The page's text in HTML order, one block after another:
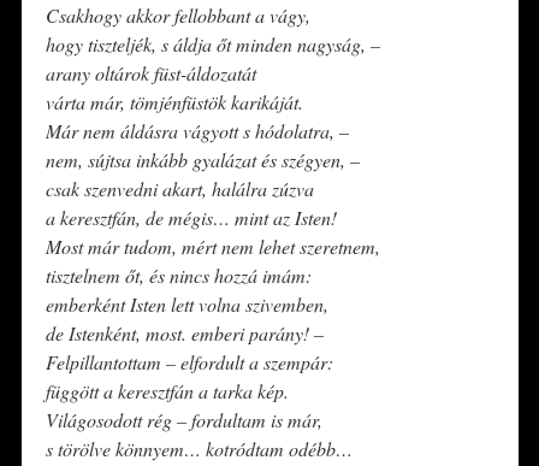
Csakhogy akkor fellobbant a vágy,
hogy tiszteljék, s áldja őt minden nagyság, –
arany oltárok füst-áldozatát
várta már, tömjénfüstök karikáját.
Már nem áldásra vágyott s hódolatra, –
nem, sújtsa inkább gyalázat és szégyen, –
csak szenvedni akart, halálra zúzva
a keresztfán, de mégis… mint az Isten!
Most már tudom, mért nem lehet szeretnem,
tisztelnem őt, és nincs hozzá imám:
emberként Isten lett volna szivemben,
de Istenként, most. emberi parány! –
Felpillantottam – elfordult a szempár:
függött a keresztfán a tarka kép.
Világosodott rég – fordultam is már,
s törölve könnyem… kotródtam odébb…